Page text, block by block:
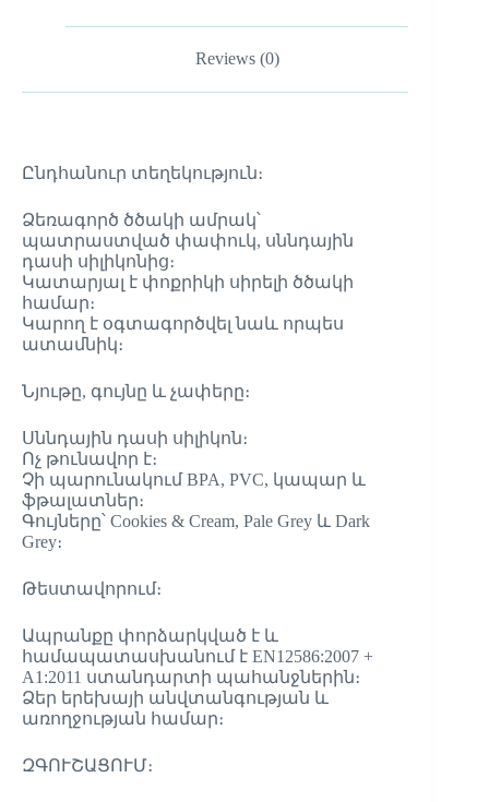
Reviews (0)
Ընդհանուր տեղեկություն։
Ձեռագործ ծծակի ամրակ՝
պատրաստված փափուկ, սննդային
դասի սիլիկոնից։
Կատարյալ է փոքրիկի սիրելի ծծակի
համար։
Կարող է օգտագործվել նաև որպես
ատամնիկ։
Նյութը, գույնը և չափերը։
Սննդային դասի սիլիկոն։
Ոչ թունավոր է։
Չի պարունակում BPA, PVC, կապար և
ֆթալատներ։
Գույները՝ Cookies & Cream, Pale Grey և Dark
Grey։
Թեստավորում։
Ապրանքը փորձարկված է և
համապատասխանում է EN12586:2007 +
A1:2011 ստանդարտի պահանջներին։
Ձեր երեխայի անվտանգության և
առողջության համար։
ԶԳՈՒՇԱՑՈՒՄ։